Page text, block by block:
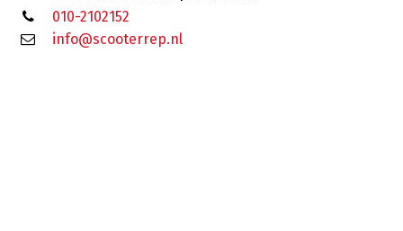
010-2102152
info@scooterrep.nl